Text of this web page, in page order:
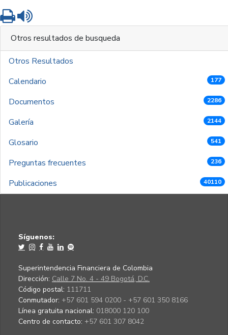
Imprimir
Otros resultados de busqueda
Otros Resultados
Calendario
177
Documentos 2286
Galería 2144
Glosario 541
Preguntas frecuentes 236
Publicaciones 40110
Síguenos:
Superintendencia Financiera de Colombia
Dirección: Calle 7 No. 4 - 49 Bogotá, D.C.
Código postal: 111711
Conmutador: +57 601 594 0200 - +57 601 350 8166
Línea gratuita nacional: 018000 120 100
Centro de contacto: +57 601 307 8042